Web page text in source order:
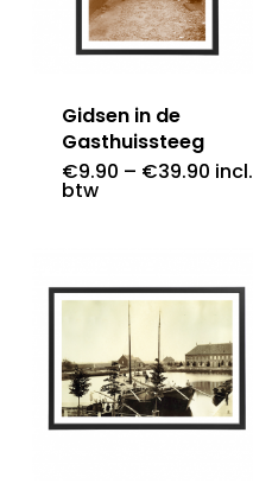
Gidsen in de
Gasthuissteeg
€9.90 – €39.90 incl.
btw